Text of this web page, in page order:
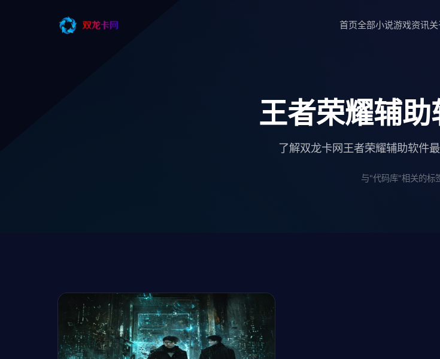
首页全部小说游戏资讯
王者荣耀辅
了解双龙卡网王者荣耀辅助软件
与"代码库"相关的标